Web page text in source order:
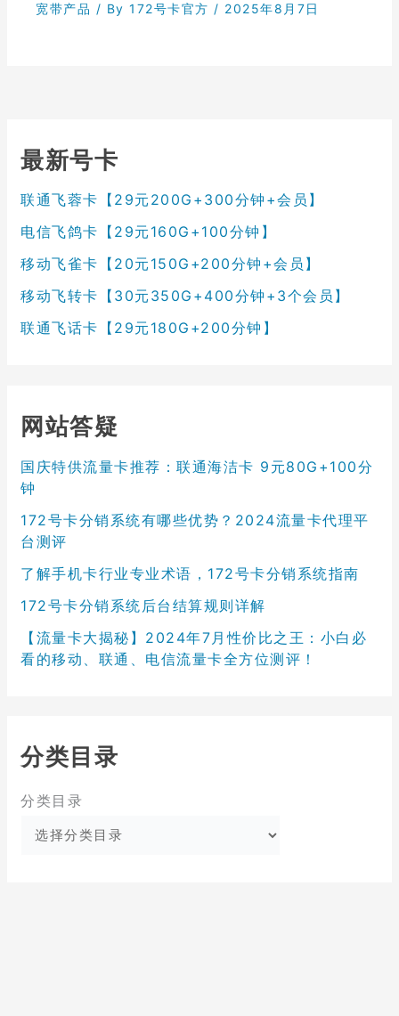
宽带产品 / By172号卡官方 / 2025年8月7日
最新号卡
联通飞蓉卡【29元200G+300分钟+会员】
电信飞鸽卡【29元160G+100分钟】
移动飞雀卡【20元150G+200分钟+会员】
移动飞转卡【30元350G+400分钟+3个会员】
联通飞话卡【29元180G+200分钟】
网站答疑
国庆特供流量卡推荐：联通海洁卡 9元80G+100分
钟
172号卡分销系统有哪些优势？2024流量卡代理平
台测评
了解手机卡行业专业术语，172号卡分销系统指南
172号卡分销系统后台结算规则详解
【流量卡大揭秘】2024年7月性价比之王：小白必
看的移动、联通、电信流量卡全方位测评！
分类目录
分类目录